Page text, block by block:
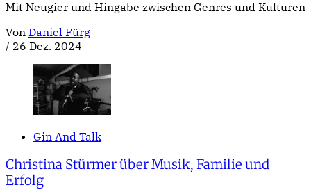
Mit Neugier und Hingabe zwischen Genres und Kulturen
Von Daniel Fürg
/ 26 Dez. 2024
Gin And Talk
Christina Stürmer über Musik, Familie und
Erfolg